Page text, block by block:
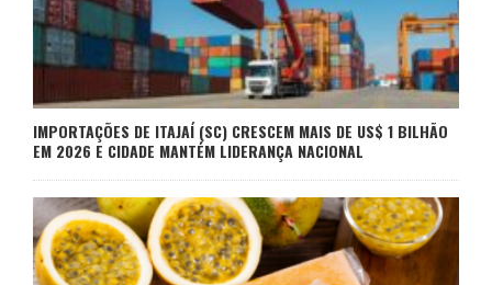
IMPORTAÇÕES DE ITAJAÍ (SC) CRESCEM MAIS DE US$ 1 BILHÃO
EM 2026 E CIDADE MANTÉM LIDERANÇA NACIONAL